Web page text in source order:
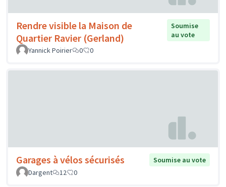
Rendre visible la Maison de
Quartier Ravier (Gerland)
Soumise
au vote
Yannick Poirier
0 0
Garages à vélos sécurisés
Soumise au vote
Dargent
12 0